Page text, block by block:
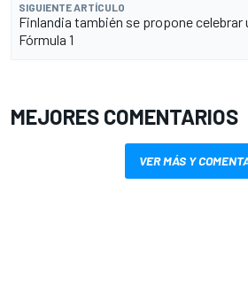
SIGUIENTE ARTÍCULO
Finlandia también se propone celebrar
Fórmula 1
MEJORES COMENTARIOS
VER MÁS Y